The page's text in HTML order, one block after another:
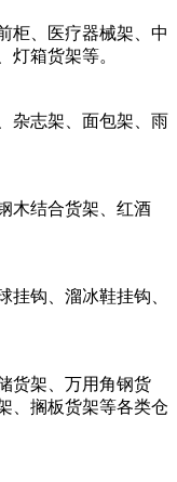
柜、医疗器械架、中
灯箱货架等。
、杂志架、面包架、雨
木结合货架、红酒
挂钩、溜冰鞋挂钩、
货架、万用角钢货
、搁板货架等各类仓